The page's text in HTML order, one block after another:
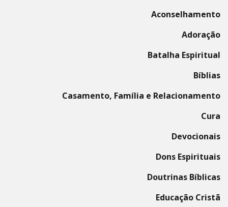
Aconselhamento
Adoração
Batalha Espiritual
Bíblias
Casamento, Família e Relacionamento
Cura
Devocionais
Dons Espirituais
Doutrinas Bíblicas
Educação Cristã